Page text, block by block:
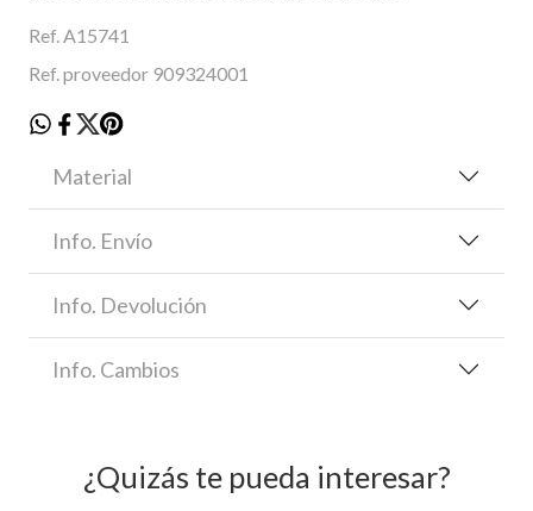
Ref. A15741
Ref. proveedor 909324001
Material
Info. Envío
Info. Devolución
Info. Cambios
¿Quizás te pueda interesar?